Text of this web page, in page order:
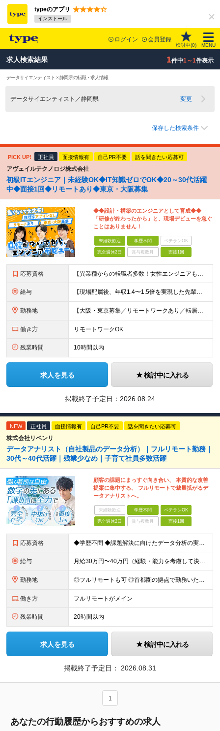
typeのアプリ
インストール
ログイン 会員登録
検討中(0) MENU
求人検索結果 1件中1～1件表示
データサイエンティスト × 静岡県の転職・求人情報
データサイエンティスト／静岡県 変更
保存した検索条件
PICK UP! 正社員 面接情報有 自己PR不要 話を聞きたい応募可
アヴェイルテクノロジ株式会社
初級ITエンジニア｜未経験OK◆IT知識ゼロでOK◆20～30代活躍
中◆面接1回◆リモートあり◆東京・大阪募集
◆◆設計・構築のエンジニアとして育成◆◆
「研修が終わったから」と、現場デビューを急ぐ
ことはありません！
未経験歓迎 学歴不問 ベテランOK
完全週休2日 賞与複数月 面接1回
応募資格 【異業種からの転職者多数！女性エンジニアも活躍中】 ◆学歴不問 ◆未経験OK ≪こんな方を歓迎しています≫ ◎未経験から成長できる環境で活躍したい方 ◎大学やスクールでIT系のスキルを学んだことのあ
給与 【現場配属後、年収1.4〜1.5倍を実現した先輩も！残業代全額支給】 ◆給与は経験やスキルに応じて決定します ◆年俸制250万円～350万円（1/12を月々支給） ≪年収UPの例≫ ◎飲食業からのキ
勤務地 【大阪・東京募集／リモートワークあり／転居を伴う転勤なし】 東京本社、大阪事務所、または東京23区内・関西（大阪・兵庫）の各クライアント先勤務 ◆入社後、約1年間はクライアント先ではなく 自社内（東
働き方 リモートワークOK
残業時間 10時間以内
求人を見る 検討中に入れる
掲載終了予定日： 2026.08.24
NEW 正社員 面接情報有 自己PR不要 話を聞きたい応募可
株式会社リベンリ
データアナリスト（自社製品のデータ分析）｜フルリモート勤務｜
30代～40代活躍｜残業少なめ｜子育て社員多数活躍
顧客の課題にまっすぐ向き合い、 本質的な改善
提案に集中する。 フルリモートで裁量拡がるデ
ータアナリストへ。
未経験歓迎 学歴不問 ベテランOK
完全週休2日 賞与複数月 面接1回
応募資格 ◆学歴不問 ◆課題解決に向けたデータ分析の実務経験 ※事業会社でのご経験をお持ちの方、 データ分析～プレゼンまでのご経験をお持ちの方は尚歓迎します ＜歓迎要件・求める人物像＞ ◎複雑な課題を整理し
給与 月給30万円〜40万円（経験・能力を考慮して決定） ※固定残業代20時間分（4.0〜5.5万円）含む／超過分は全額支給 ※経験・スキルを考慮のうえ決定いたします ※6ヶ月の試用期間あり。期間中の待遇に
勤務地 ◎フルリモートも可 ◎首都圏の拠点で勤務いただくことを想定しております ■本社（湘南本社） 神奈川県藤沢市辻堂神台2-2-1 アイクロス湘南8階 └JR東海道線「辻堂駅」徒歩3分 ■東北支社 秋田
働き方 フルリモートがメイン
残業時間 20時間以内
求人を見る 検討中に入れる
掲載終了予定日： 2026.08.31
1
あなたの行動履歴からおすすめの求人